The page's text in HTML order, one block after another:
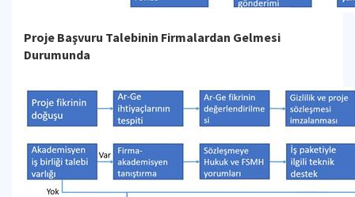
Proje Başvuru Talebinin Firmalardan Gelmesi
Durumunda